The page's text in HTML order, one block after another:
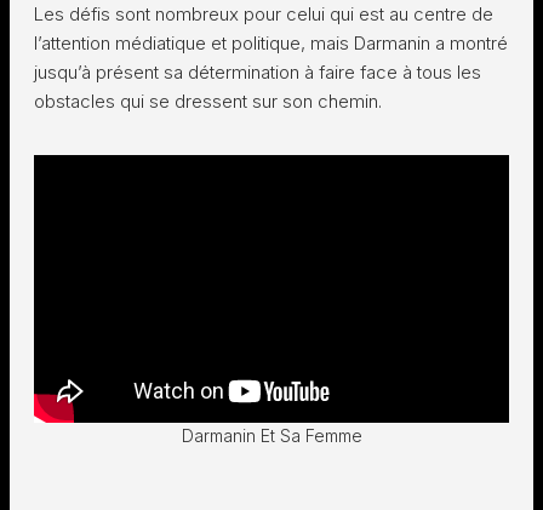
Les défis sont nombreux pour celui qui est au centre de
l’attention médiatique et politique, mais Darmanin a montré
jusqu’à présent sa détermination à faire face à tous les
obstacles qui se dressent sur son chemin.
Darmanin Et Sa Femme